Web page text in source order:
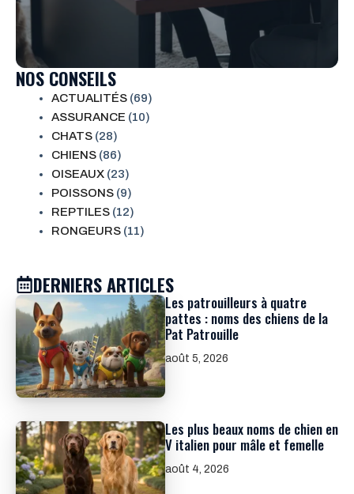
NOS CONSEILS
ACTUALITÉS (69)
ASSURANCE (10)
CHATS (28)
CHIENS (86)
OISEAUX (23)
POISSONS (9)
REPTILES (12)
RONGEURS (11)
DERNIERS ARTICLES
Les patrouilleurs à quatre
pattes : noms des chiens de la
Pat Patrouille
août 5, 2026
Les plus beaux noms de chien en
V italien pour mâle et femelle
août 4, 2026